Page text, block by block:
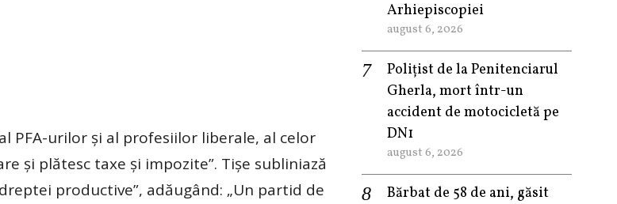
PFA-urilor și al profesiilor liberale, al celor
și plătesc taxe și impozite”. Tișe subliniază
productive”, adăugând: „Un partid de
Arhiepiscopiei
august 6, 2026
Polițist de la Penitenciarul
Gherla, mort într-un
accident de motocicletă pe
DN1
august 6, 2026
Bărbat de 58 de ani, găsit